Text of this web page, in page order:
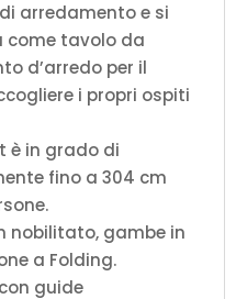
arredamento e si
come tavolo da
d’arredo per il
i propri ospiti
è in grado di
fino a 304 cm
nobilitato, gambe in
a Folding.
guide